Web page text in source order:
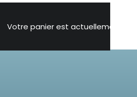
Votre panier est actuellement vide.